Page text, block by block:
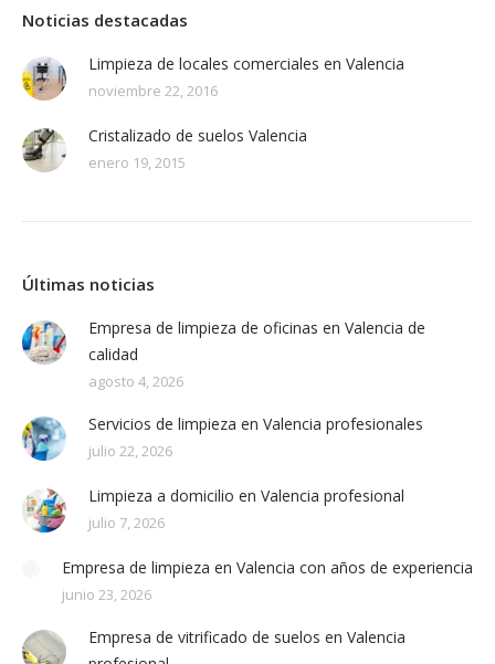
Noticias destacadas
Limpieza de locales comerciales en Valencia
noviembre 22, 2016
Cristalizado de suelos Valencia
enero 19, 2015
Últimas noticias
Empresa de limpieza de oficinas en Valencia de
calidad
agosto 4, 2026
Servicios de limpieza en Valencia profesionales
julio 22, 2026
Limpieza a domicilio en Valencia profesional
julio 7, 2026
Empresa de limpieza en Valencia con años de experiencia
junio 23, 2026
Empresa de vitrificado de suelos en Valencia